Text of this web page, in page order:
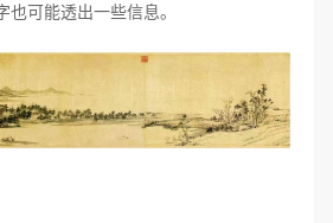
也可能透出一些信息。